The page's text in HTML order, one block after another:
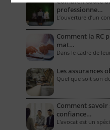
professionne…
L’ouverture d’un
Comment la RC
mat…
Dans le cadre de
Les assurances
Quel que soit son
Comment savoir
confiance…
L'avocat est un